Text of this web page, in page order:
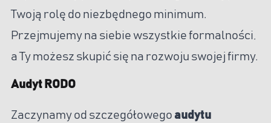
Twoją rolę do niezbędnego minimum.
Przejmujemy na siebie wszystkie formalności,
a Ty możesz skupić się na rozwoju swojej firmy.
Audyt RODO
Zaczynamy od szczegółowego audytu